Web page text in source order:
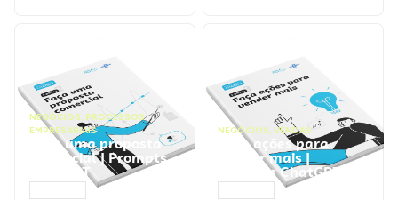
NEGÓCIOS, PROCESSOS
EMPRESARIAIS
Faça uma proposta
comercial | Prompts
ChatGPT
NEGÓCIOS, VENDAS
Faça ações para
vender mais |
Prompts ChatGPT